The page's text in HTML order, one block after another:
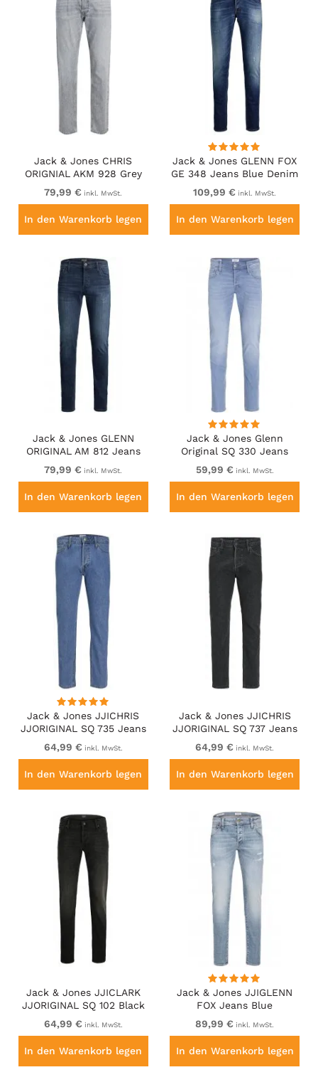
Jack & Jones CHRIS
ORIGNIAL AKM 928 Grey
Denim
79,99 € inkl. MwSt.
In den Warenkorb legen
Jack & Jones GLENN FOX
GE 348 Jeans Blue Denim
109,99 € inkl. MwSt.
In den Warenkorb legen
Jack & Jones GLENN
ORIGINAL AM 812 Jeans
Blue Denim
79,99 € inkl. MwSt.
In den Warenkorb legen
Jack & Jones Glenn
Original SQ 330 Jeans
Blue Denim
59,99 € inkl. MwSt.
In den Warenkorb legen
Jack & Jones JJICHRIS
JJORIGINAL SQ 735 Jeans
Blue Denim
64,99 € inkl. MwSt.
In den Warenkorb legen
Jack & Jones JJICHRIS
JJORIGINAL SQ 737 Jeans
Black Denim
64,99 € inkl. MwSt.
In den Warenkorb legen
Jack & Jones JJICLARK
JJORIGINAL SQ 102 Black
Denim
64,99 € inkl. MwSt.
In den Warenkorb legen
Jack & Jones JJIGLENN
FOX Jeans Blue
89,99 € inkl. MwSt.
In den Warenkorb legen